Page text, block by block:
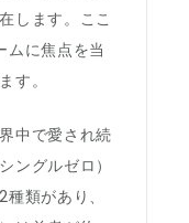
します。ここ
ムに焦点を当
す。
中で愛され続
ングルゼロ）
類があり、